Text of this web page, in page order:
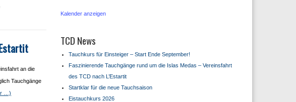
an die
Tauchgänge
…)
Kalender anzeigen
TCD News
Tauchkurs für Einsteiger – Start Ende September!
Faszinierende Tauchgänge rund um die Islas Medas – Vereinsfahrt
des TCD nach L’Estartit
Startklar für die neue Tauchsaison
Eistauchkurs 2026